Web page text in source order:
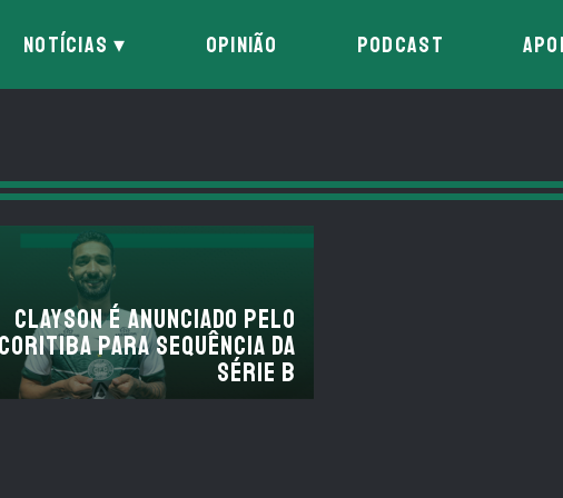
NOTÍCIAS OPINIÃO PODCAST
Clayson é anunciado pelo
Coritiba para sequência da
Série B